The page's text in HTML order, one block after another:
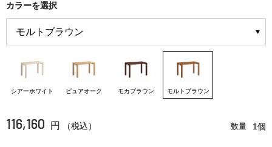
カラーを選択
シアーホワイト ピュアオーク モカブラウン モルトブラウン
116,160 円 （税込） 数量 1個